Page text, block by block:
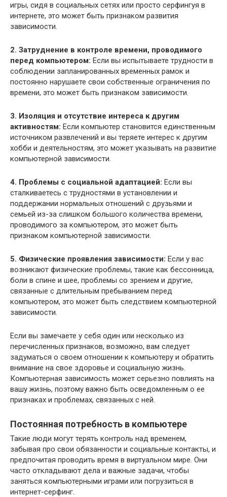
игры, сидя в социальных сетях или просто серфингуя в
интернете, это может быть признаком развития
зависимости.
2. Затруднение в контроле времени, проводимого
перед компьютером: Если вы испытываете трудности в
соблюдении запланированных временных рамок и
постоянно нарушаете свои собственные ограничения по
времени, это может быть признаком зависимости.
3. Изоляция и отсутствие интереса к другим
активностям: Если компьютер становится единственным
источником развлечений и вы теряете интерес к другим
хобби и деятельностям, это может указывать на развитие
компьютерной зависимости.
4. Проблемы с социальной адаптацией: Если вы
сталкиваетесь с трудностями в установлении и
поддержании нормальных отношений с друзьями и
семьей из-за слишком большого количества времени,
проводимого за компьютером, это может быть
признаком компьютерной зависимости.
5. Физические проявления зависимости: Если у вас
возникают физические проблемы, такие как бессонница,
боли в спине и шее, проблемы со зрением и другие,
связанные с длительным пребыванием перед
компьютером, это может быть следствием компьютерной
зависимости.
Если вы замечаете у себя один или несколько из
перечисленных признаков, возможно, вам следует
задуматься о своем отношении к компьютеру и обратить
внимание на свое здоровье и социальную жизнь.
Компьютерная зависимость может серьезно повлиять на
вашу жизнь, поэтому важно быть осведомленным о ее
признаках и проблемах, связанных с ней.
Постоянная потребность в компьютере
Такие люди могут терять контроль над временем,
забывая про свои обязанности и социальные контакты, и
предпочитая проводить время в виртуальном мире. Они
часто откладывают дела и важные задачи, чтобы
заняться компьютерными играми или погрузиться в
интернет-серфинг.